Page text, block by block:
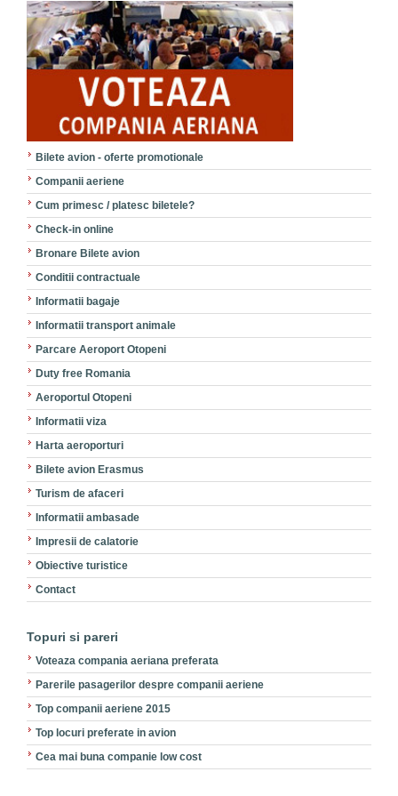
Bilete avion - oferte promotionale
Companii aeriene
Cum primesc / platesc biletele?
Check-in online
Bronare Bilete avion
Conditii contractuale
Informatii bagaje
Informatii transport animale
Parcare Aeroport Otopeni
Duty free Romania
Aeroportul Otopeni
Informatii viza
Harta aeroporturi
Bilete avion Erasmus
Turism de afaceri
Informatii ambasade
Impresii de calatorie
Obiective turistice
Contact
Topuri si pareri
Voteaza compania aeriana preferata
Parerile pasagerilor despre companii aeriene
Top companii aeriene 2015
Top locuri preferate in avion
Cea mai buna companie low cost